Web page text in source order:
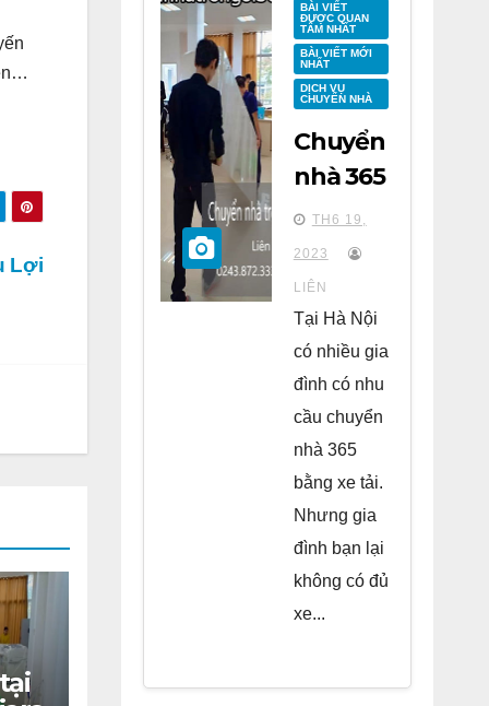
Lợi
BÀI VIẾT
ĐƯỢC QUAN
TÂM NHẤT
BÀI VIẾT MỚI
NHẤT
DỊCH VỤ
CHUYỂN NHÀ
Chuyển
nhà 365
tại
chung
cư Park
Kiara Hà
Đông
TH6 19,
2023
LIÊN
Tại Hà Nội
có nhiều gia
đình có nhu
cầu chuyển
nhà 365
bằng xe tải.
Nhưng gia
đình bạn lại
không có đủ
xe...